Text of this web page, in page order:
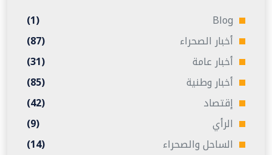
Blog
(1)
أخبار الصحراء
(87)
أخبار عامة
(31)
أخبار وطنية
(85)
إقتصاد
(42)
الرأي
(9)
الساحل والصحراء
(14)